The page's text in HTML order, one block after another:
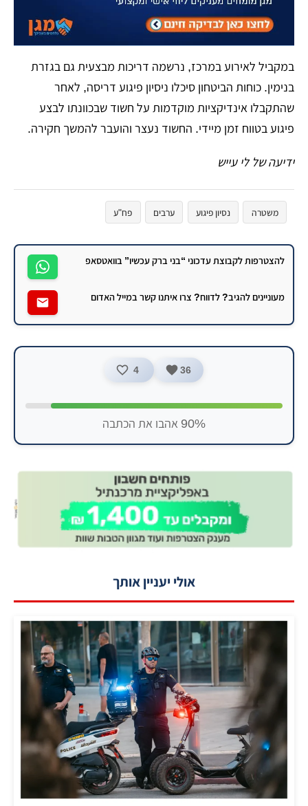
​במקביל לאירוע במרכז, נרשמה דריכות מבצעית גם בגזרת
בנימין. כוחות הביטחון סיכלו ניסיון פיגוע דריסה, לאחר
שהתקבלו אינדיקציות מוקדמות על חשוד שבכוונתו לבצע
פיגוע בטווח זמן מיידי. החשוד נעצר והועבר להמשך חקירה.
ידיעה של לי עייש
משטרה נסיון פיגוע ערבים פח"ע
להצטרפות לקבוצת עדכוני “בני ברק עכשיו” בוואטסאפ
מעוניינים להגיב? לדווח? צרו איתנו קשר במייל האדום
36
4
90% אהבו את הכתבה
אולי יעניין אותך